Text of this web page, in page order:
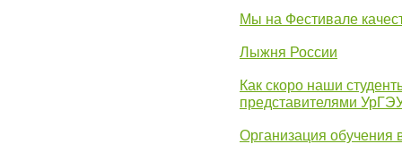
Мы на Фестивале
Лыжня России
Как скоро наши
представителями
Организация обучения